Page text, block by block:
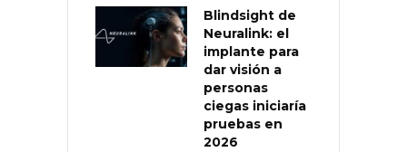
Blindsight de
Neuralink: el
implante para
dar visión a
personas
ciegas iniciaría
pruebas en
2026